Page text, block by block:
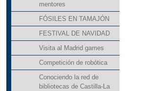
mentores
FÓSILES EN TAMAJÓN
FESTIVAL DE NAVIDAD
Visita al Madrid games
Competición de robótica
Conociendo la red de
bibliotecas de Castilla-La